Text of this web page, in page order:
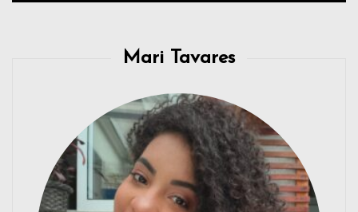
Mari Tavares